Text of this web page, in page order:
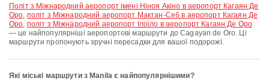
політ з Міжнародний аеропорт імені Ніноя Акіно в аеропорт Кагаян Де
Оро, політ з Міжнародний аеропорт Мактан-Себ в аеропорт Кагаян Де
Оро, політ з Міжнародний аеропорт Ілоіло в аеропорт Кагаян Де Оро
— це найпопулярніші аеропортові маршрути до Cagayan de Oro. Ці
маршрути пропонують зручні пересадки для вашої подорожі.
Які міські маршрути з Manila є найпопулярнішими?